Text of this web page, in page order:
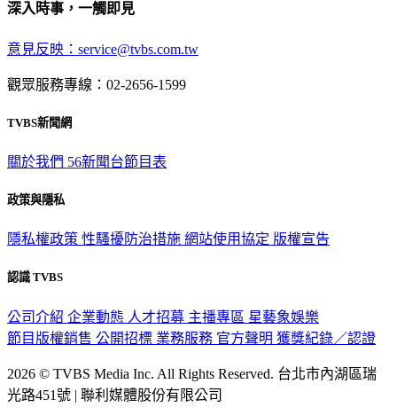
深入時事，一觸即見
意見反映：service@tvbs.com.tw
觀眾服務專線：02-2656-1599
TVBS新聞網
關於我們 56新聞台節目表
政策與隱私
隱私權政策 性騷擾防治措施 網站使用協定 版權宣告
認識 TVBS
公司介紹 企業動態 人才招募 主播專區 星藝象娛樂
節目版權銷售 公開招標 業務服務 官方聲明 獲獎紀錄／認證
2026 © TVBS Media Inc. All Rights Reserved. 台北市內湖區瑞
光路451號 | 聯利媒體股份有限公司